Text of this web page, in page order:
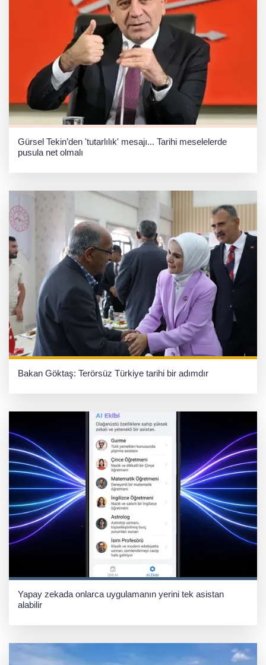
Gürsel Tekin’den 'tutarlılık' mesajı... Tarihi meselelerde
pusula net olmalı
Bakan Göktaş: Terörsüz Türkiye tarihi bir adımdır
Yapay zekada onlarca uygulamanın yerini tek asistan
alabilir